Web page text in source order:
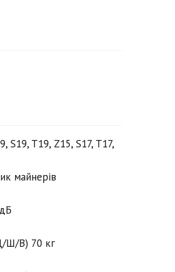
S19, T19, Z15, S17, T17,
майнерів
Ш/В) 70 кг